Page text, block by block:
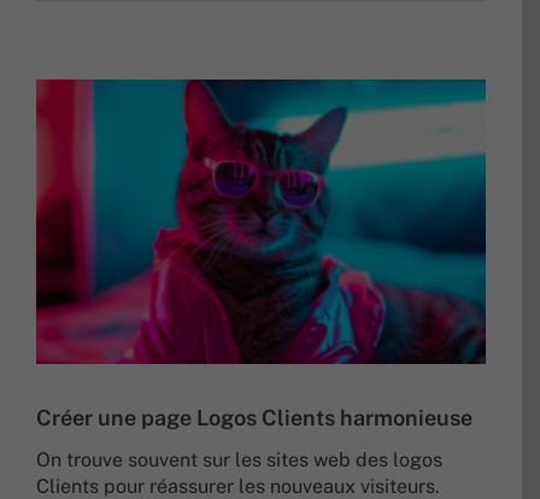
Créer une page Logos Clients harmonieuse
On trouve souvent sur les sites web des logos
Clients pour réassurer les nouveaux visiteurs.